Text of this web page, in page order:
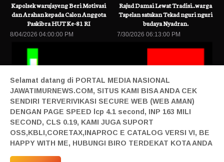
Kapolsek warujayeng Beri Motivasi
dan Arahan kepada Calon Anggota
Paskibra HUT Ke-81 RI
8/04/2026 04:00:00 PM
Rajud Damai Lewat Tradisi..warga
Tapelan satukan Tekad nguri nguri
budaya Nyadran.
7/30/2026 06:13:00 PM
Hadirkan Promo Smartphone 5G Bekas dengan Bonus Kuota
Home| Login| Privacy| Pedoman Siber| Contact| Tentang|
Produk|
Adv| Mitra| Staff Redaksi| Redaksi| | Design By Sonata
Abraham | @2019 All Right Reserved | Milad JTN Ke 4 | 27 April 2023 JTN Melangkah
Selamat datang di PORTAL MEDIA NASIONAL
JAWATIMURNEWS.COM, SITUS KAMI BISA ANDA CEK
SENDIRI TERVERIVIKASI SECURE WEB (WEB AMAN)
DENGAN PAGE SPEED lcp 4.1 second, INP 163 MILI
SECOND, CLS 0.19, KAMI JUGA SUPORT
OSS,KBLI,CORETAX,INAPROC E CATALOG VERSI VI, BE
HAPPY WITH ME, HUBUNGI BIRO TERDEKAT KOTA ANDA